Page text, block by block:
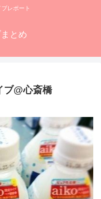
レポート
とめ
ブ@心斎橋